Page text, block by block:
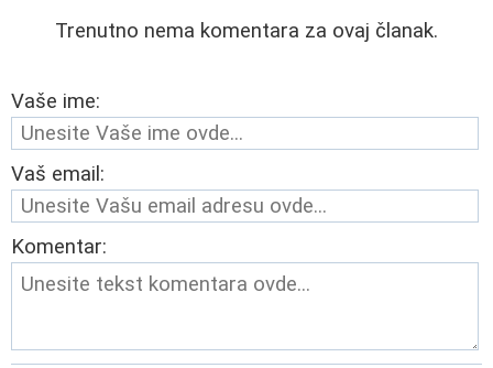
Trenutno nema komentara za ovaj članak.
Vaše ime:
Vaš email:
Komentar: